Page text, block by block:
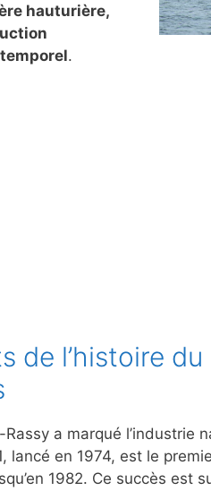
hauturière,
.
de l’histoire
a marqué l’industrie
lancé en 1974, est le
1982. Ce succès est